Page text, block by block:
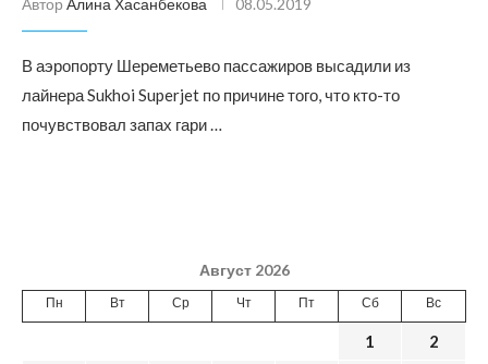
Автор Алина Хасанбекова 08.05.2019
В аэропорту Шереметьево пассажиров высадили из
лайнера Sukhoi Superjet по причине того, что кто-то
почувствовал запах гари …
Август 2026
Пн Вт Ср Чт Пт Сб Вс
1
2